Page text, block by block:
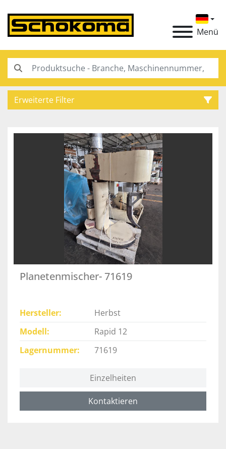
Menü
Erweiterte Filter
Planetenmischer- 71619
Hersteller
Herbst
Modell
Rapid 12
Lagernummer
71619
Einzelheiten
Kontaktieren